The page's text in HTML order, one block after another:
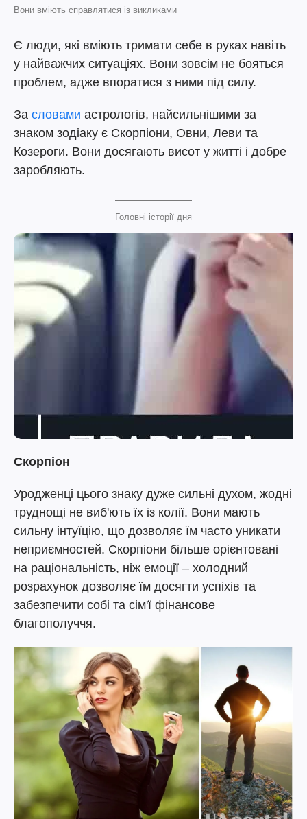
Вони вміють справлятися із викликами
Є люди, які вміють тримати себе в руках навіть
у найважчих ситуаціях. Вони зовсім не бояться
проблем, адже впоратися з ними під силу.
За словами астрологів, найсильнішими за
знаком зодіаку є Скорпіони, Овни, Леви та
Козероги. Вони досягають висот у житті і добре
заробляють.
Головні історії дня
Скорпіон
Уродженці цього знаку дуже сильні духом, жодні
труднощі не виб'ють їх із колії. Вони мають
сильну інтуїцію, що дозволяє їм часто уникати
неприємностей. Скорпіони більше орієнтовані
на раціональність, ніж емоції – холодний
розрахунок дозволяє їм досягти успіхів та
забезпечити собі та сім'ї фінансове
благополуччя.